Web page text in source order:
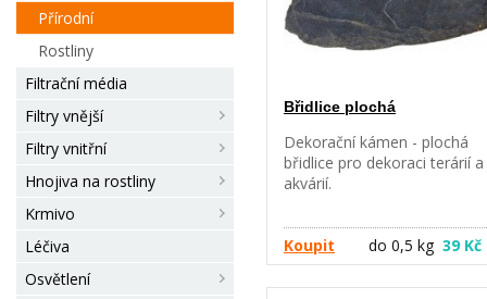
Přírodní
Rostliny
Filtrační média
Filtry vnější
Filtry vnitřní
Hnojiva na rostliny
Krmivo
Léčiva
Osvětlení
Břidlice plochá
Dekorační kámen - plochá
břidlice pro dekoraci terárií a
akvárií.
Koupit do 0,5 kg 39 Kč